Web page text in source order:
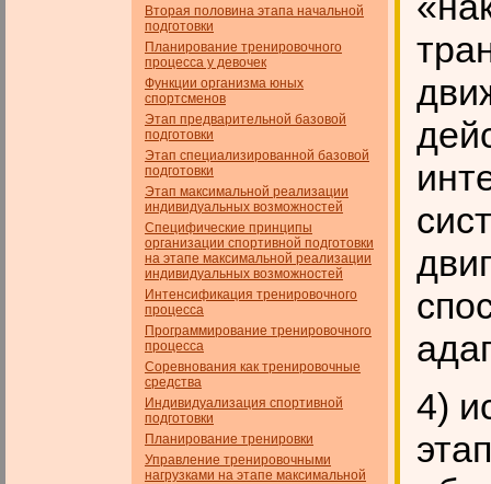
Вторая половина этапа начальной
подготовки
Планирование тренировочного
процесса у девочек
Функции организма юных
спортсменов
Этап предварительной базовой
подготовки
Этап специализированной базовой
подготовки
Этап максимальной реализации
индивидуальных возможностей
Специфические принципы
организации спортивной подготовки
на этапе максимальной реализации
индивидуальных возможностей
Интенсификация тренировочного
процесса
Программирование тренировочного
процесса
Соревнования как тренировочные
средства
Индивидуализация спортивной
подготовки
Планирование тренировки
Управление тренировочными
нагрузками на этапе максимальной
4)